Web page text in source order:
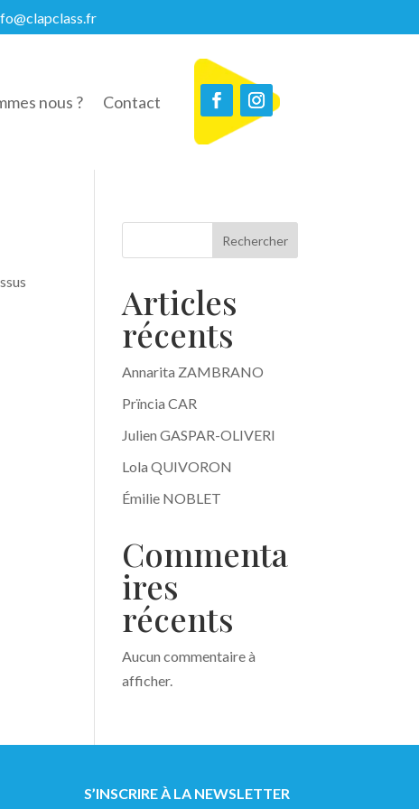
nous ? Contact
Rechercher
Articles
récents
Annarita ZAMBRANO
Prïncia CAR
Julien GASPAR-OLIVERI
Lola QUIVORON
Émilie NOBLET
Commenta
ires
récents
Aucun commentaire à
afficher.
S’INSCRIRE À LA NEWSLETTER